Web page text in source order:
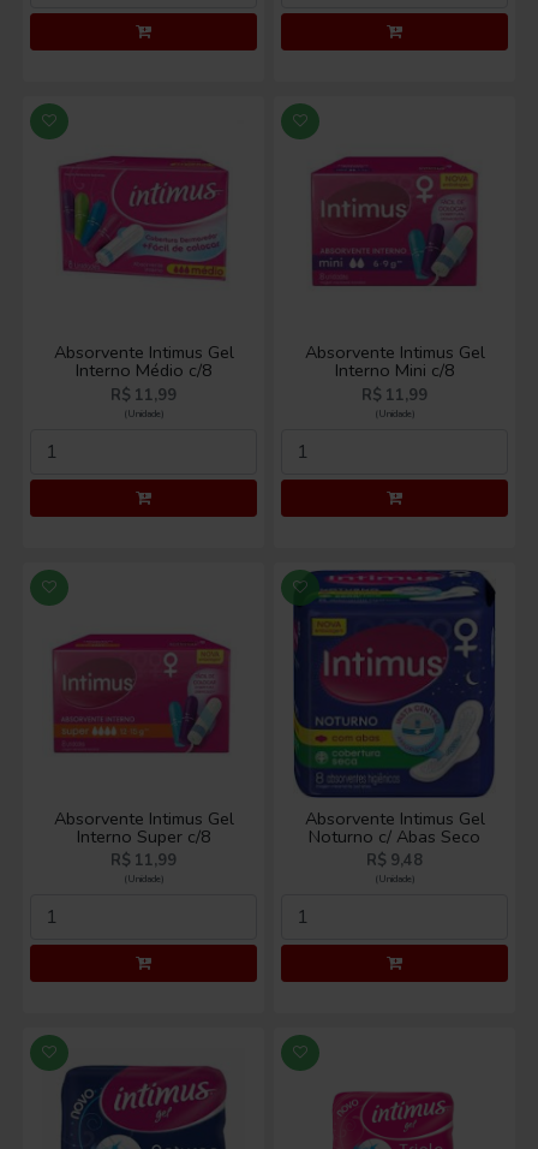
Absorvente Intimus Gel
Interno Médio c/8
R$ 11,99
(Unidade)
Absorvente Intimus Gel
Interno Mini c/8
R$ 11,99
(Unidade)
Absorvente Intimus Gel
Interno Super c/8
R$ 11,99
(Unidade)
Absorvente Intimus Gel
Noturno c/ Abas Seco
R$ 9,48
(Unidade)